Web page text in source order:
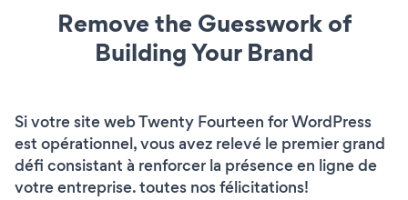
Remove the Guesswork of
Building Your Brand
Si votre site web Twenty Fourteen for WordPress
est opérationnel, vous avez relevé le premier grand
défi consistant à renforcer la présence en ligne de
votre entreprise. toutes nos félicitations!